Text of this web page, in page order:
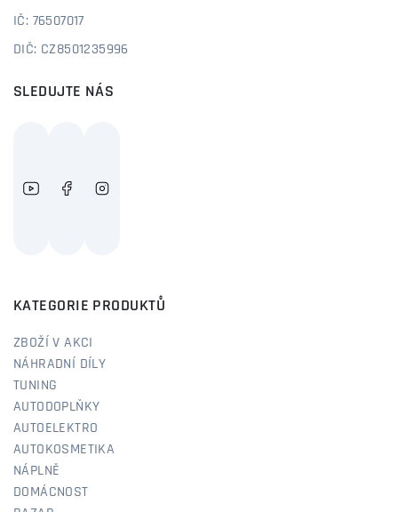
IČ: 76507017
DIČ: CZ8501235996
SLEDUJTE NÁS
KATEGORIE PRODUKTŮ
ZBOŽÍ V AKCI
NÁHRADNÍ DÍLY
TUNING
AUTODOPLŇKY
AUTOELEKTRO
AUTOKOSMETIKA
NÁPLNĚ
DOMÁCNOST